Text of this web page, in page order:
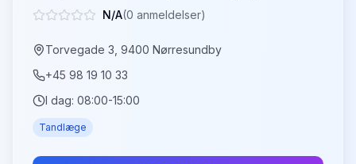
N/A(0 anmeldelser)
Torvegade 3, 9400 Nørresundby
+45 98 19 10 33
I dag: 08:00-15:00
Tandlæge